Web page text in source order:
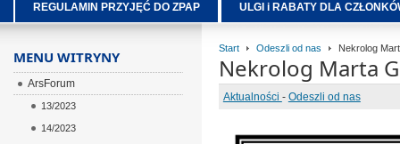
REGULAMIN PRZYJĘĆ DO ZPAP ULGI i RABATY DLA
Start Odeszli od nas Nekrolog
Nekrolog Marta
Aktualności - Odeszli od nas
MENU WITRYNY
ArsForum
13/2023
14/2023